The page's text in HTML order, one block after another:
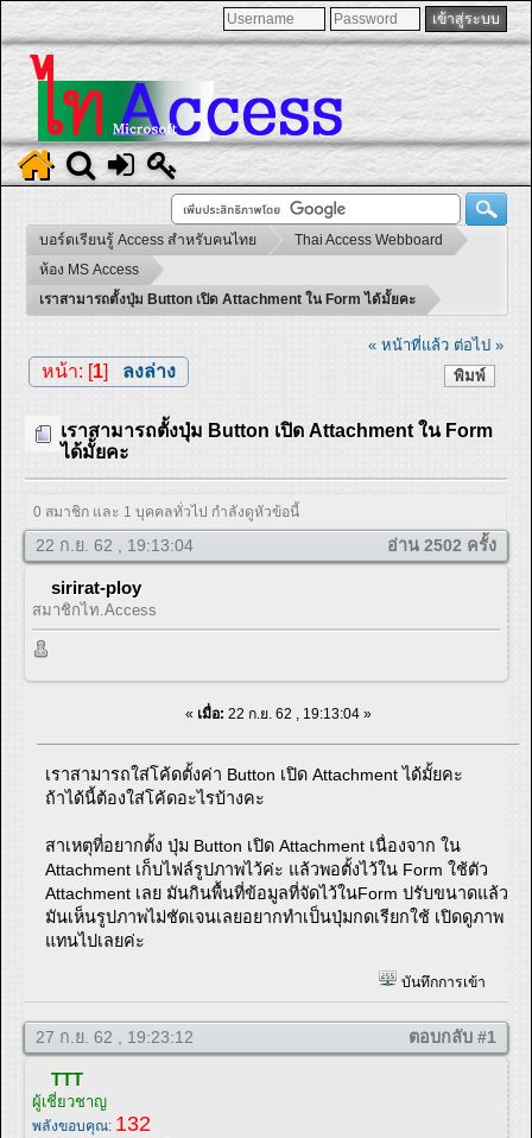
บอร์ดเรียนรู้ Access สำหรับคนไทย
Thai Access Webboard
ห้อง MS Access
เราสามารถตั้งปุ่ม Button เปิด Attachment ใน Form ได้มั้ยคะ
« หน้าที่แล้ว ต่อไป »
พิมพ์
หน้า: [1] ลงล่าง
เราสามารถตั้งปุ่ม Button เปิด Attachment ใน Form
ได้มั้ยคะ
0 สมาชิก และ 1 บุคคลทั่วไป กำลังดูหัวข้อนี้
22 ก.ย. 62 , 19:13:04 อ่าน 2502 ครั้ง
sirirat-ploy
สมาชิกไท.Access
« เมื่อ: 22 ก.ย. 62 , 19:13:04 »
เราสามารถใส่โค้ดตั้งค่า Button เปิด Attachment ได้มั้ยคะ
ถ้าได้นี้ต้องใส่โค้ดอะไรบ้างคะ
สาเหตุที่อยากตั้ง ปุ่ม Button เปิด Attachment เนื่องจาก ใน
Attachment เก็บไฟล์รูปภาพไว้ค่ะ แล้วพอตั้งไว้ใน Form ใช้ตัว
Attachment เลย มันกินพื้นที่ข้อมูลที่จัดไว้ในForm ปรับขนาดแล้ว
มันเห็นรูปภาพไม่ชัดเจนเลยอยากทำเป็นปุ่มกดเรียกใช้ เปิดดูภาพ
แทนไปเลยค่ะ
บันทึกการเข้า
27 ก.ย. 62 , 19:23:12 ตอบกลับ #1
TTT
ผู้เชี่ยวชาญ
พลังขอบคุณ: 132